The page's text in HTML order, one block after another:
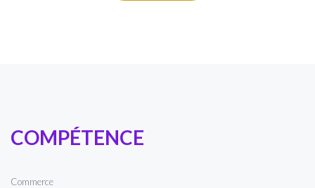
COMPÉTENCE
Commerce